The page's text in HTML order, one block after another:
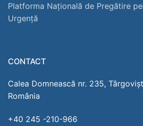
Platforma Națională de Pregătire
Urgență
CONTACT
Calea Domnească nr. 235,
România
+40 245 -210-966